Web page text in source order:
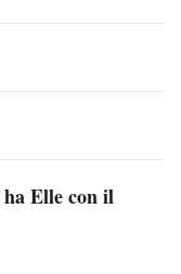
ha Elle con il